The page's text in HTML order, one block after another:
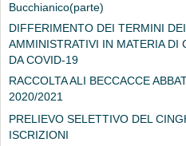
Bucchianico(parte)
DIFFERIMENTO DEI TERMINI
AMMINISTRATIVI IN MATERIA DI
DA COVID-19
RACCOLTA ALI BECCACCE
2020/2021
PRELIEVO SELETTIVO DEL
ISCRIZIONI